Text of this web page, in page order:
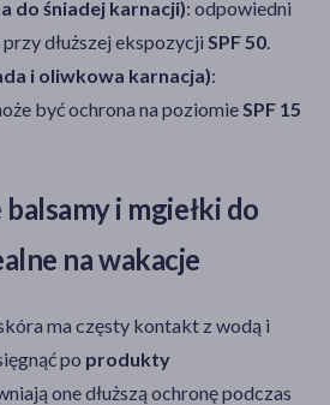
do śniadej karnacji): odpowiedni
przy dłuższej ekspozycji SPF 50
i oliwkowa karnacja):
być ochrona na poziomie SPF 15
i mgiełki do
na wakacje
ma częsty kontakt z wodą i
po produkty
one dłuższą ochronę podczas